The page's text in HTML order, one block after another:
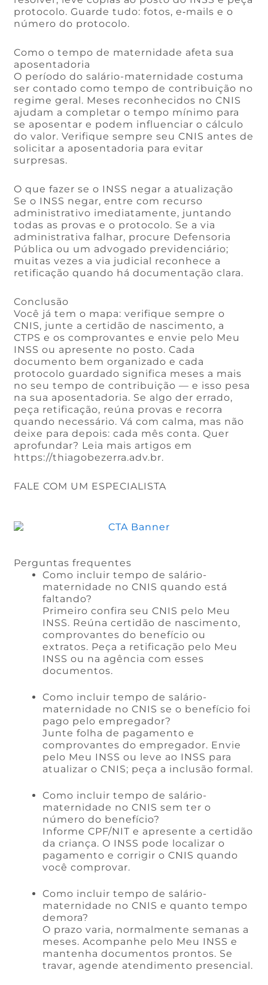
protocolo. Guarde tudo: fotos, e‑mails e o
número do protocolo.
Como o tempo de maternidade afeta sua
aposentadoria
O período do salário-maternidade costuma
ser contado como tempo de contribuição no
regime geral. Meses reconhecidos no CNIS
ajudam a completar o tempo mínimo para
se aposentar e podem influenciar o cálculo
do valor. Verifique sempre seu CNIS antes de
solicitar a aposentadoria para evitar
surpresas.
O que fazer se o INSS negar a atualização
Se o INSS negar, entre com recurso
administrativo imediatamente, juntando
todas as provas e o protocolo. Se a via
administrativa falhar, procure Defensoria
Pública ou um advogado previdenciário;
muitas vezes a via judicial reconhece a
retificação quando há documentação clara.
Conclusão
Você já tem o mapa: verifique sempre o
CNIS, junte a certidão de nascimento, a
CTPS e os comprovantes e envie pelo Meu
INSS ou apresente no posto. Cada
documento bem organizado e cada
protocolo guardado significa meses a mais
no seu tempo de contribuição — e isso pesa
na sua aposentadoria. Se algo der errado,
peça retificação, reúna provas e recorra
quando necessário. Vá com calma, mas não
deixe para depois: cada mês conta. Quer
aprofundar? Leia mais artigos em
https://thiagobezerra.adv.br.
FALE COM UM ESPECIALISTA
Perguntas frequentes
Como incluir tempo de salário-
maternidade no CNIS quando está
faltando?
Primeiro confira seu CNIS pelo Meu
INSS. Reúna certidão de nascimento,
comprovantes do benefício ou
extratos. Peça a retificação pelo Meu
INSS ou na agência com esses
documentos.
Como incluir tempo de salário-
maternidade no CNIS se o benefício foi
pago pelo empregador?
Junte folha de pagamento e
comprovantes do empregador. Envie
pelo Meu INSS ou leve ao INSS para
atualizar o CNIS; peça a inclusão formal.
Como incluir tempo de salário-
maternidade no CNIS sem ter o
número do benefício?
Informe CPF/NIT e apresente a certidão
da criança. O INSS pode localizar o
pagamento e corrigir o CNIS quando
você comprovar.
Como incluir tempo de salário-
maternidade no CNIS e quanto tempo
demora?
O prazo varia, normalmente semanas a
meses. Acompanhe pelo Meu INSS e
mantenha documentos prontos. Se
travar, agende atendimento presencial.